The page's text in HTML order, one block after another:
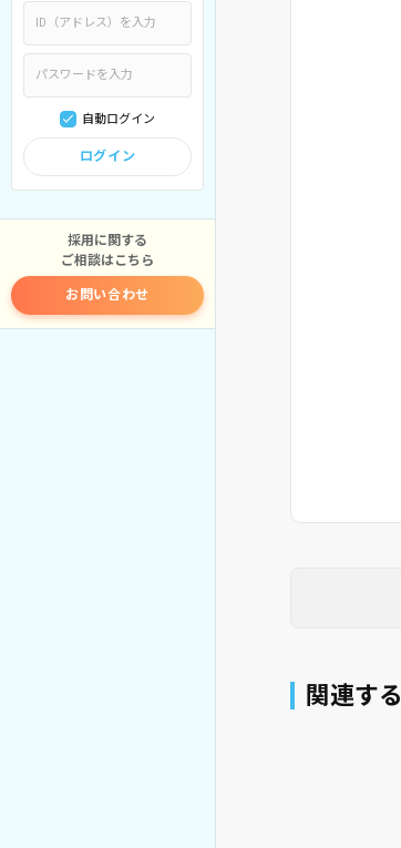
自動ログイン
ログイン
採用に関する
ご相談はこちら
お問い合わせ
関連す